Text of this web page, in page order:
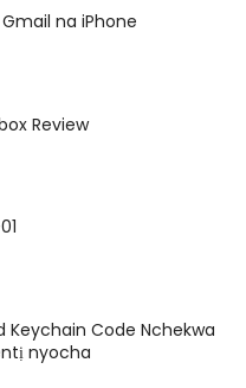
na iPhone
Review
Keychain Code Nchekwa
nyocha